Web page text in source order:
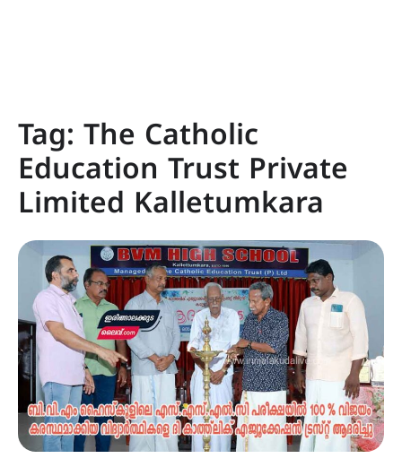
Tag: The Catholic
Education Trust Private
Limited Kalletumkara